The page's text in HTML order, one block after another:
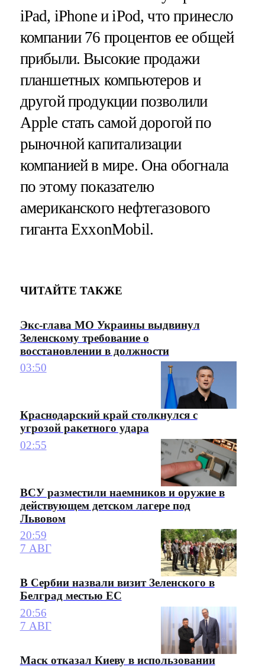
iPad, iPhone и iPod, что принесло
компании 76 процентов ее общей
прибыли. Высокие продажи
планшетных компьютеров и
другой продукции позволили
Apple стать самой дорогой по
рыночной капитализации
компанией в мире. Она обогнала
по этому показателю
американского нефтегазового
гиганта ExxonMobil.
ЧИТАЙТЕ ТАКЖЕ
Экс-глава МО Украины выдвинул
Зеленскому требование о
восстановлении в должности
03:50
Краснодарский край столкнулся с
угрозой ракетного удара
02:55
ВСУ разместили наемников и оружие в
действующем детском лагере под
Львовом
20:59
7 АВГ
В Сербии назвали визит Зеленского в
Белград местью ЕС
20:56
7 АВГ
Маск отказал Киеву в использовании